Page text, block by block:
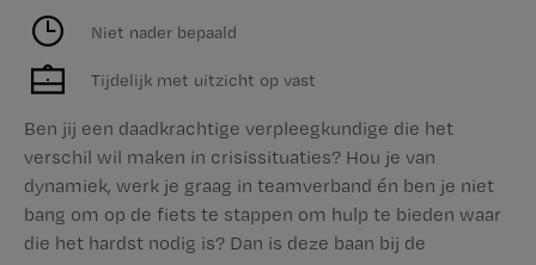
Niet nader bepaald
Tijdelijk met uitzicht op vast
Ben jij een daadkrachtige verpleegkundige die het
verschil wil maken in crisissituaties? Hou je van
dynamiek, werk je graag in teamverband én ben je niet
bang om op de fiets te stappen om hulp te bieden waar
die het hardst nodig is? Dan is deze baan bij de